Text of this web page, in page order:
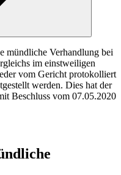
mündliche Verhandlung bei
im einstweiligen
vom Gericht protokolliert
werden. Dies hat der
Beschluss vom 07.05.2020